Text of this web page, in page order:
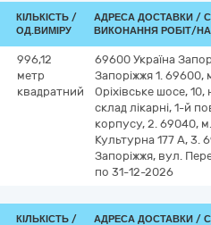
КІЛЬКІСТЬ /
ОД.ВИМІРУ
АДРЕСА ДОСТАВКИ /
ВИКОНАННЯ РОБІТ/
996,12
метр
квадратний
69600 Україна
Запоріжжя 1. 69600,
Оріхівське шосе,
склад лікарні, 1-й
корпусу, 2. 69040,
Культурна 177 А, 3.
Запоріжжя, вул.
по 31-12-2026
КІЛЬКІСТЬ /
АДРЕСА ДОСТАВКИ /